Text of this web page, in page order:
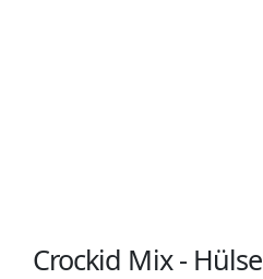
Crockid Mix - Hülse